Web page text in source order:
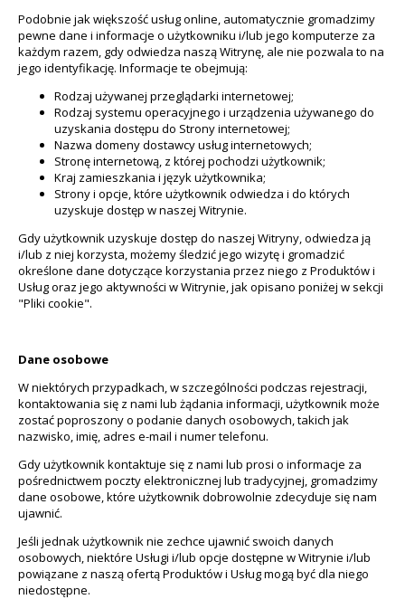
Podobnie jak większość usług online, automatycznie gromadzimy
pewne dane i informacje o użytkowniku i/lub jego komputerze za
każdym razem, gdy odwiedza naszą Witrynę, ale nie pozwala to na
jego identyfikację. Informacje te obejmują:
Rodzaj używanej przeglądarki internetowej;
Rodzaj systemu operacyjnego i urządzenia używanego do
uzyskania dostępu do Strony internetowej;
Nazwa domeny dostawcy usług internetowych;
Stronę internetową, z której pochodzi użytkownik;
Kraj zamieszkania i język użytkownika;
Strony i opcje, które użytkownik odwiedza i do których
uzyskuje dostęp w naszej Witrynie.
Gdy użytkownik uzyskuje dostęp do naszej Witryny, odwiedza ją
i/lub z niej korzysta, możemy śledzić jego wizytę i gromadzić
określone dane dotyczące korzystania przez niego z Produktów i
Usług oraz jego aktywności w Witrynie, jak opisano poniżej w sekcji
"Pliki cookie".
Dane osobowe
W niektórych przypadkach, w szczególności podczas rejestracji,
kontaktowania się z nami lub żądania informacji, użytkownik może
zostać poproszony o podanie danych osobowych, takich jak
nazwisko, imię, adres e-mail i numer telefonu.
Gdy użytkownik kontaktuje się z nami lub prosi o informacje za
pośrednictwem poczty elektronicznej lub tradycyjnej, gromadzimy
dane osobowe, które użytkownik dobrowolnie zdecyduje się nam
ujawnić.
Jeśli jednak użytkownik nie zechce ujawnić swoich danych
osobowych, niektóre Usługi i/lub opcje dostępne w Witrynie i/lub
powiązane z naszą ofertą Produktów i Usług mogą być dla niego
niedostępne.